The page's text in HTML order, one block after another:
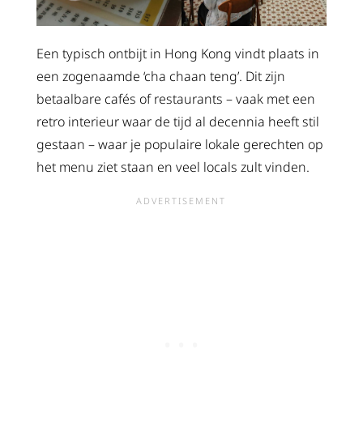
Een typisch ontbijt in Hong Kong vindt plaats in
een zogenaamde ‘cha chaan teng’. Dit zijn
betaalbare cafés of restaurants – vaak met een
retro interieur waar de tijd al decennia heeft stil
gestaan – waar je populaire lokale gerechten op
het menu ziet staan en veel locals zult vinden.